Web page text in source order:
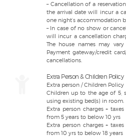
– Cancellation of a
the arrival date will incur a
one night’s accommodation
– In case of no show or
will incur a cancellation
The house names may
Payment gateway/credit
cancellations.
Extra Person & Children Policy
Extra person / Children Policy
Children up to the age of 5,
using existing bed(s) in room.
Extra person charges +
from 5 years to below 10 yrs
Extra person charges +
from 10 yrs to below 18 years